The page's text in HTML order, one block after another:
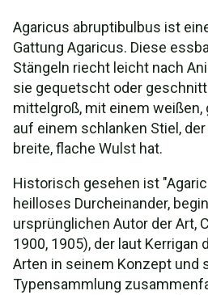
Agaricus abruptibulbus ist
Gattung Agaricus. Diese
Stängeln riecht leicht nach
sie gequetscht oder
mittelgroß, mit einem
auf einem schlanken Stiel,
breite, flache Wulst hat.
Historisch gesehen ist
heilloses Durcheinander,
ursprünglichen Autor der Art,
1900, 1905), der laut Kerrigan
Arten in seinem Konzept und
Typensammlung